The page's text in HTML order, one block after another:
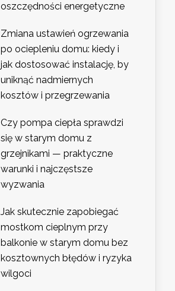
oszczędności energetyczne
Zmiana ustawień ogrzewania
po ociepleniu domu: kiedy i
jak dostosować instalację, by
uniknąć nadmiernych
kosztów i przegrzewania
Czy pompa ciepła sprawdzi
się w starym domu z
grzejnikami — praktyczne
warunki i najczęstsze
wyzwania
Jak skutecznie zapobiegać
mostkom cieplnym przy
balkonie w starym domu bez
kosztownych błędów i ryzyka
wilgoci